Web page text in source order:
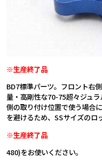
※生産終了品
BD7標準パーツ。フロント右
量・高剛性な70-75超々ジュ
側の取り付け位置で使う場合
を避けるため、SSサイズのロ
※生産終了品
480)をお使いください。